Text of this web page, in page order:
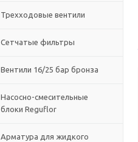
Трехходовые вентили
Сетчатые фильтры
Вентили 16/25 бар бронза
Насосно-смесительные
блоки Reguflor
Арматура для жидкого